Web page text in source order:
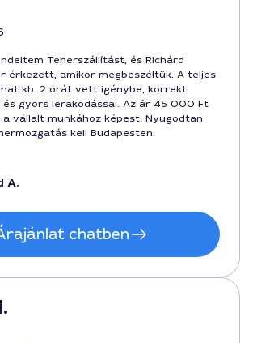
Teherszállítást, és Richárd
érkezett, amikor megbeszéltük. A teljes
kb. 2 órát vett igénybe, korrekt
és gyors lerakodással. Az ár 45 000 Ft
vállalt munkához képest. Nyugodtan
kell Budapesten.
A.
chatben